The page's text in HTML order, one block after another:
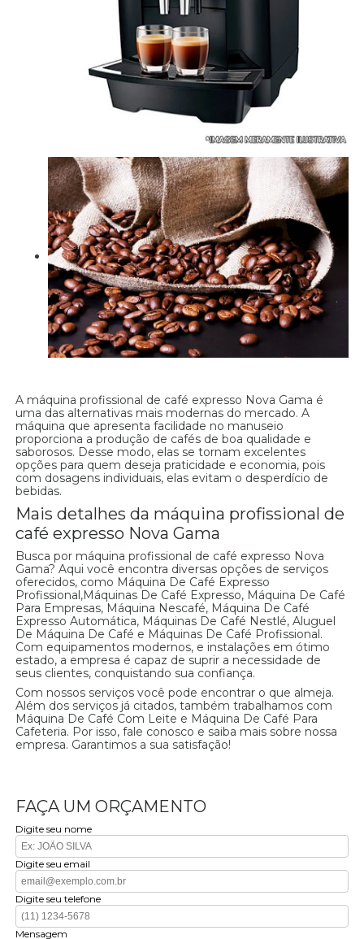
A máquina profissional de café expresso Nova Gama é
uma das alternativas mais modernas do mercado. A
máquina que apresenta facilidade no manuseio
proporciona a produção de cafés de boa qualidade e
saborosos. Desse modo, elas se tornam excelentes
opções para quem deseja praticidade e economia, pois
com dosagens individuais, elas evitam o desperdício de
bebidas.
Mais detalhes da máquina profissional de
café expresso Nova Gama
Busca por máquina profissional de café expresso Nova
Gama? Aqui você encontra diversas opções de serviços
oferecidos, como Máquina De Café Expresso
Profissional,Máquinas De Café Expresso, Máquina De Café
Para Empresas, Máquina Nescafé, Máquina De Café
Expresso Automática, Máquinas De Café Nestlé, Aluguel
De Máquina De Café e Máquinas De Café Profissional.
Com equipamentos modernos, e instalações em ótimo
estado, a empresa é capaz de suprir a necessidade de
seus clientes, conquistando sua confiança.
Com nossos serviços você pode encontrar o que almeja.
Além dos serviços já citados, também trabalhamos com
Máquina De Café Com Leite e Máquina De Café Para
Cafeteria. Por isso, fale conosco e saiba mais sobre nossa
empresa. Garantimos a sua satisfação!
FAÇA UM ORÇAMENTO
Digite seu nome
Digite seu email
Digite seu telefone
Mensagem